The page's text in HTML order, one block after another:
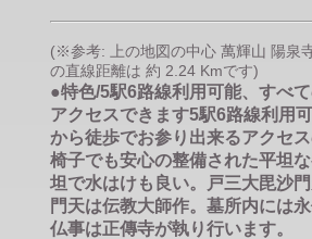
(※参考: 上の地図の中心 萬輝山 陽泉
の直線距離は 約 2.24 Kmです)
●特色/5駅6路線利用可能、すべ
アクセスできます5駅6路線利用
から徒歩でお参り出来るアクセ
椅子でも安心の整備された平坦
坦で水はけも良い。戸三大毘沙
門天は伝教大師作。墓所内には永
仏事は正傳寺が執り行います。